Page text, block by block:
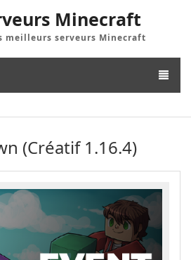
Minecraft
meilleurs serveurs Minecraft
(Créatif 1.16.4)